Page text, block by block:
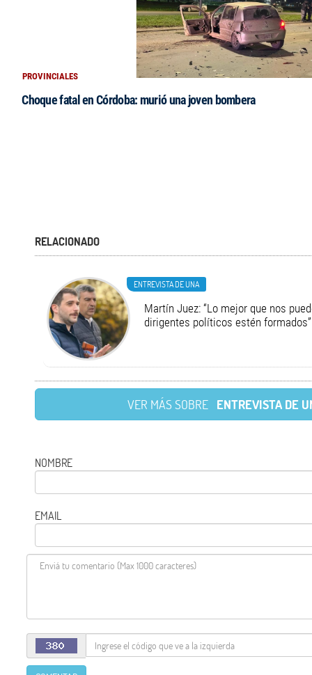
PROVINCIALES
Choque fatal en Córdoba: murió una joven bombera
RELACIONADO
ENTREVISTA DE UNA
Martín Juez: “Lo mejor que nos
dirigentes políticos estén formados”
VER MÁS SOBRE ENTREVISTA DE
NOMBRE
EMAIL